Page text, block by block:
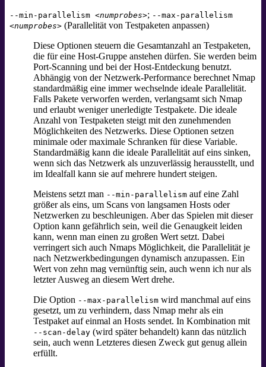
--min-parallelism <numprobes>; --max-parallelism
<numprobes> (Parallelität von Testpaketen anpassen)
Diese Optionen steuern die Gesamtanzahl an Testpaketen,
die für eine Host-Gruppe anstehen dürfen. Sie werden beim
Port-Scanning und bei der Host-Entdeckung benutzt.
Abhängig von der Netzwerk-Performance berechnet Nmap
standardmäßig eine immer wechselnde ideale Parallelität.
Falls Pakete verworfen werden, verlangsamt sich Nmap
und erlaubt weniger unerledigte Testpakete. Die ideale
Anzahl von Testpaketen steigt mit den zunehmenden
Möglichkeiten des Netzwerks. Diese Optionen setzen
minimale oder maximale Schranken für diese Variable.
Standardmäßig kann die ideale Parallelität auf eins sinken,
wenn sich das Netzwerk als unzuverlässig herausstellt, und
im Idealfall kann sie auf mehrere hundert steigen.
Meistens setzt man --min-parallelism auf eine Zahl
größer als eins, um Scans von langsamen Hosts oder
Netzwerken zu beschleunigen. Aber das Spielen mit dieser
Option kann gefährlich sein, weil die Genaugkeit leiden
kann, wenn man einen zu großen Wert setzt. Dabei
verringert sich auch Nmaps Möglichkeit, die Parallelität je
nach Netzwerkbedingungen dynamisch anzupassen. Ein
Wert von zehn mag vernünftig sein, auch wenn ich nur als
letzter Ausweg an diesem Wert drehe.
Die Option --max-parallelism wird manchmal auf eins
gesetzt, um zu verhindern, dass Nmap mehr als ein
Testpaket auf einmal an Hosts sendet. In Kombination mit
--scan-delay (wird später behandelt) kann das nützlich
sein, auch wenn Letzteres diesen Zweck gut genug allein
erfüllt.